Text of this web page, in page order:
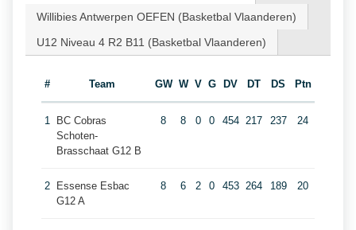
Willibies Antwerpen OEFEN (Basketbal Vlaanderen)
U12 Niveau 4 R2 B11 (Basketbal Vlaanderen)
# Team GW W V G DV DT DS Ptn
1
BC Cobras
Schoten-
Brasschaat G12 B
8 8 0 0 454 217 237 24
2
Essense Esbac
G12 A
8 6 2 0 453 264 189 20